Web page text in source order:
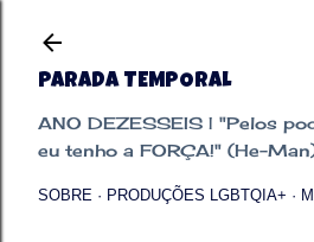
PARADA TEMPORAL
ANO DEZESSEIS | "Pelos
eu tenho a FORÇA!" (He-
SOBRE PRODUÇÕES LGBTQIA+